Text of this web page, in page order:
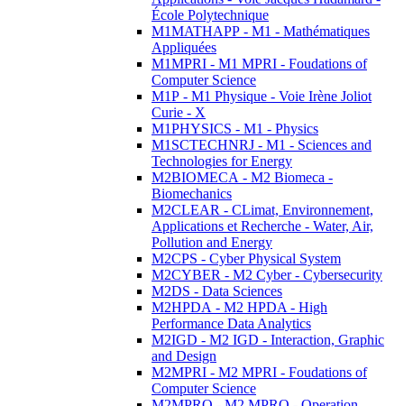
École Polytechnique
M1MATHAPP - M1 - Mathématiques
Appliquées
M1MPRI - M1 MPRI - Foudations of
Computer Science
M1P - M1 Physique - Voie Irène Joliot
Curie - X
M1PHYSICS - M1 - Physics
M1SCTECHNRJ - M1 - Sciences and
Technologies for Energy
M2BIOMECA - M2 Biomeca -
Biomechanics
M2CLEAR - CLimat, Environnement,
Applications et Recherche - Water, Air,
Pollution and Energy
M2CPS - Cyber Physical System
M2CYBER - M2 Cyber - Cybersecurity
M2DS - Data Sciences
M2HPDA - M2 HPDA - High
Performance Data Analytics
M2IGD - M2 IGD - Interaction, Graphic
and Design
M2MPRI - M2 MPRI - Foudations of
Computer Science